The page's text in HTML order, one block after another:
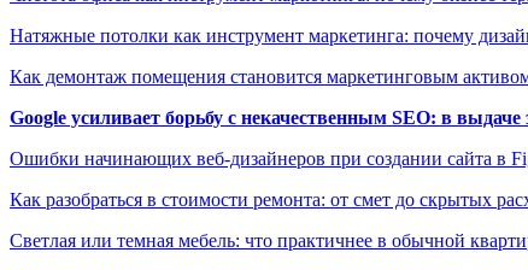
Натяжные потолки как инструмент маркетинга: почему
Как демонтаж помещения становится маркетинговым
Google усиливает борьбу с некачественным SEO: в
Ошибки начинающих веб-дизайнеров при создании сайта в
Как разобраться в стоимости ремонта: от смет до скрытых
Светлая или темная мебель: что практичнее в обычной